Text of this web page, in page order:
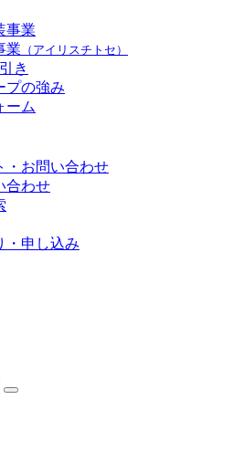
事業
業 （アイリスチトセ）
き
プの強み
ーム
・お問い合わせ
合わせ
・申し込み